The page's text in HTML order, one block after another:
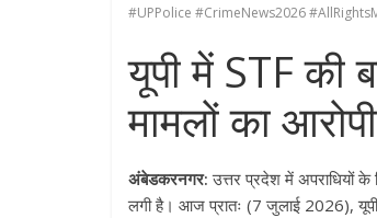
#UPPolice #CrimeNews2026
यूपी में STF की
मामलों का
अंबेडकरनगर: उत्तर प्रदेश में अपराधियों
लगी है। आज प्रातः (7 जुलाई 2026),